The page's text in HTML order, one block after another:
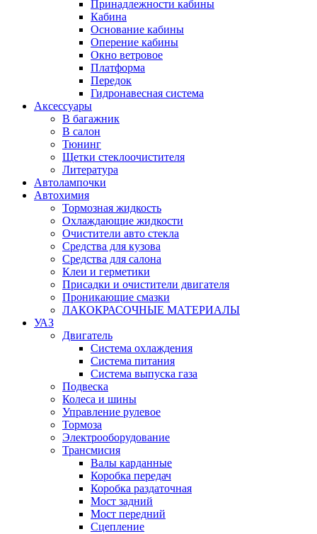
Принадлежности кабины
Кабина
Основание кабины
Оперение кабины
Окно ветровое
Платформа
Передок
Гидронавесная система
Аксессуары
В багажник
В салон
Тюнинг
Щетки стеклоочистителя
Литература
Автолампочки
Автохимия
Тормозная жидкость
Охлаждающие жидкости
Очистители авто стекла
Средства для кузова
Средства для салона
Клеи и герметики
Присадки и очистители двигателя
Проникающие смазки
ЛАКОКРАСОЧНЫЕ МАТЕРИАЛЫ
УАЗ
Двигатель
Система охлаждения
Система питания
Система выпуска газа
Подвеска
Колеса и шины
Управление рулевое
Тормоза
Электрооборудование
Трансмисия
Валы карданные
Коробка передач
Коробка раздаточная
Мост задний
Мост передний
Сцепление